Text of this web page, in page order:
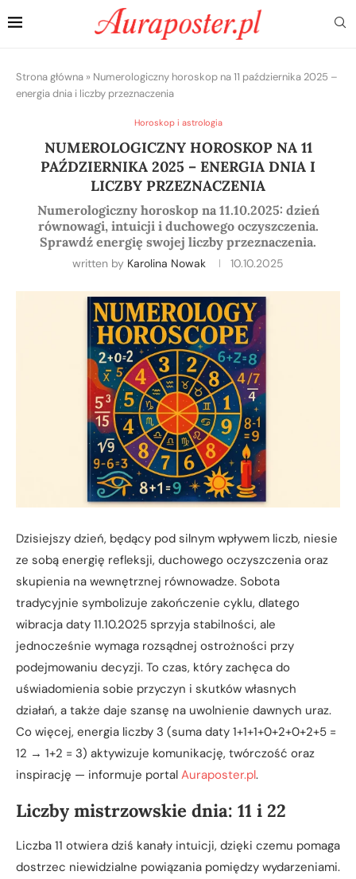
Strona główna » Numerologiczny horoskop na 11 października 2025 –
energia dnia i liczby przeznaczenia
Horoskop i astrologia
NUMEROLOGICZNY HOROSKOP NA 11
PAŹDZIERNIKA 2025 – ENERGIA DNIA I
LICZBY PRZEZNACZENIA
Numerologiczny horoskop na 11.10.2025: dzień
równowagi, intuicji i duchowego oczyszczenia.
Sprawdź energię swojej liczby przeznaczenia.
written by Karolina Nowak 10.10.2025
Dzisiejszy dzień, będący pod silnym wpływem liczb, niesie
ze sobą energię refleksji, duchowego oczyszczenia oraz
skupienia na wewnętrznej równowadze. Sobota
tradycyjnie symbolizuje zakończenie cyklu, dlatego
wibracja daty 11.10.2025 sprzyja stabilności, ale
jednocześnie wymaga rozsądnej ostrożności przy
podejmowaniu decyzji. To czas, który zachęca do
uświadomienia sobie przyczyn i skutków własnych
działań, a także daje szansę na uwolnienie dawnych uraz.
Co więcej, energia liczby 3 (suma daty 1+1+1+0+2+0+2+5 =
12 → 1+2 = 3) aktywizuje komunikację, twórczość oraz
inspirację — informuje portal Auraposter.pl.
Liczby mistrzowskie dnia: 11 i 22
Liczba 11 otwiera dziś kanały intuicji, dzięki czemu pomaga
dostrzec niewidzialne powiązania pomiędzy wydarzeniami.